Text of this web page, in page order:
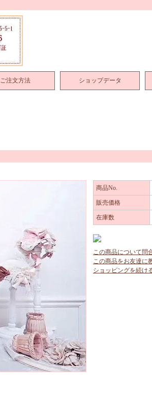
ご注文方法 ショップデータ
商品No.
販売価格
在庫数
この商品について問
この商品をお友達に
ショッピングを続け